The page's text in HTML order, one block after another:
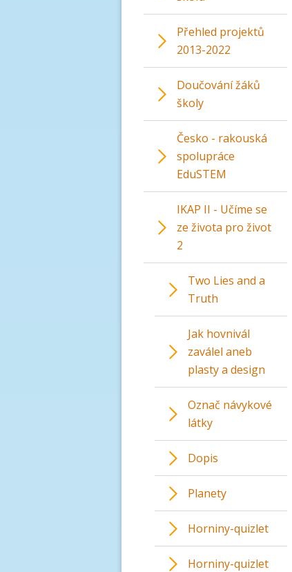
Přehled projektů
2013-2022
Doučování žáků
školy
Česko - rakouská
spolupráce
EduSTEM
IKAP II - Učíme se
ze života pro život
2
Two Lies and a
Truth
Jak hovnivál
zaválel aneb
plasty a design
Označ návykové
látky
Dopis
Planety
Horniny-quizlet
Horniny-quizlet